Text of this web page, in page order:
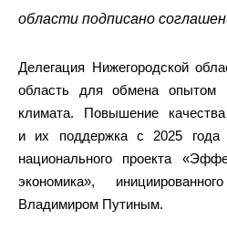
области подписано
Делегация Нижегородской
область для обмена опытом
климата. Повышение
и их поддержка с 2025 года
национального проекта
экономика»,
Владимиром Путиным.